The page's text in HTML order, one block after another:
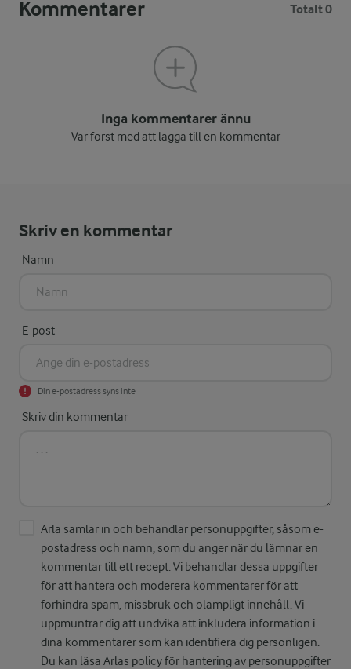
Kommentarer Totalt 0
Inga kommentarer ännu
Var först med att lägga till en kommentar
Skriv en kommentar
Namn
E-post
Din e-postadress syns inte
Skriv din kommentar
Arla samlar in och behandlar personuppgifter, såsom e-
postadress och namn, som du anger när du lämnar en
kommentar till ett recept. Vi behandlar dessa uppgifter
för att hantera och moderera kommentarer för att
förhindra spam, missbruk och olämpligt innehåll. Vi
uppmuntrar dig att undvika att inkludera information i
dina kommentarer som kan identifiera dig personligen.
Du kan läsa Arlas policy för hantering av personuppgifter